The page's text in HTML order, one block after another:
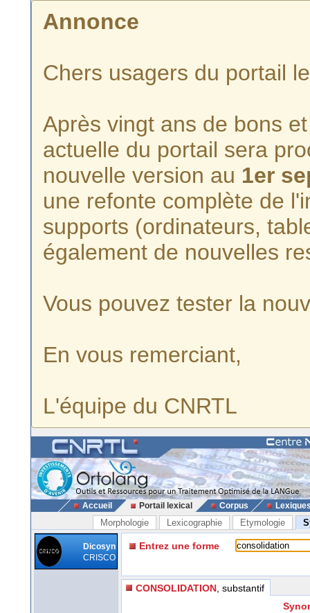
Annonce
Chers usagers du portail
Après vingt ans de bons
actuelle du portail sera
nouvelle version au 1er
une refonte complète de
supports (ordinateurs,
également de nouvelles
Vous pouvez tester la
En vous remerciant,
L'équipe du CNRTL
Accueil Portail lexical Corpus
Morphologie Lexicographie Etymologie
Dicosyn
CRISCO
Entrez une forme
CONSOLIDATION , substantif